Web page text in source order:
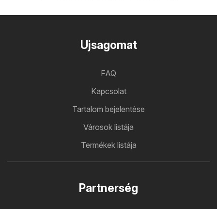
Ujsagomat
FAQ
Kapcsolat
Tartalom bejelentése
Városok listája
Termékek listája
Partnerség